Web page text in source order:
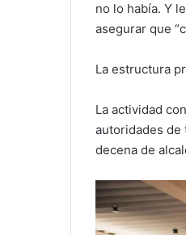
no lo había. Y
asegurar que
La estructura
La actividad
autoridades de
decena de